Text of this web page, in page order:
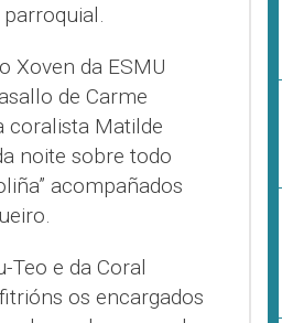
Xoven da ESMU
de Carme
coralista Matilde
noite sobre todo
acompañados
e da Coral
os encargados